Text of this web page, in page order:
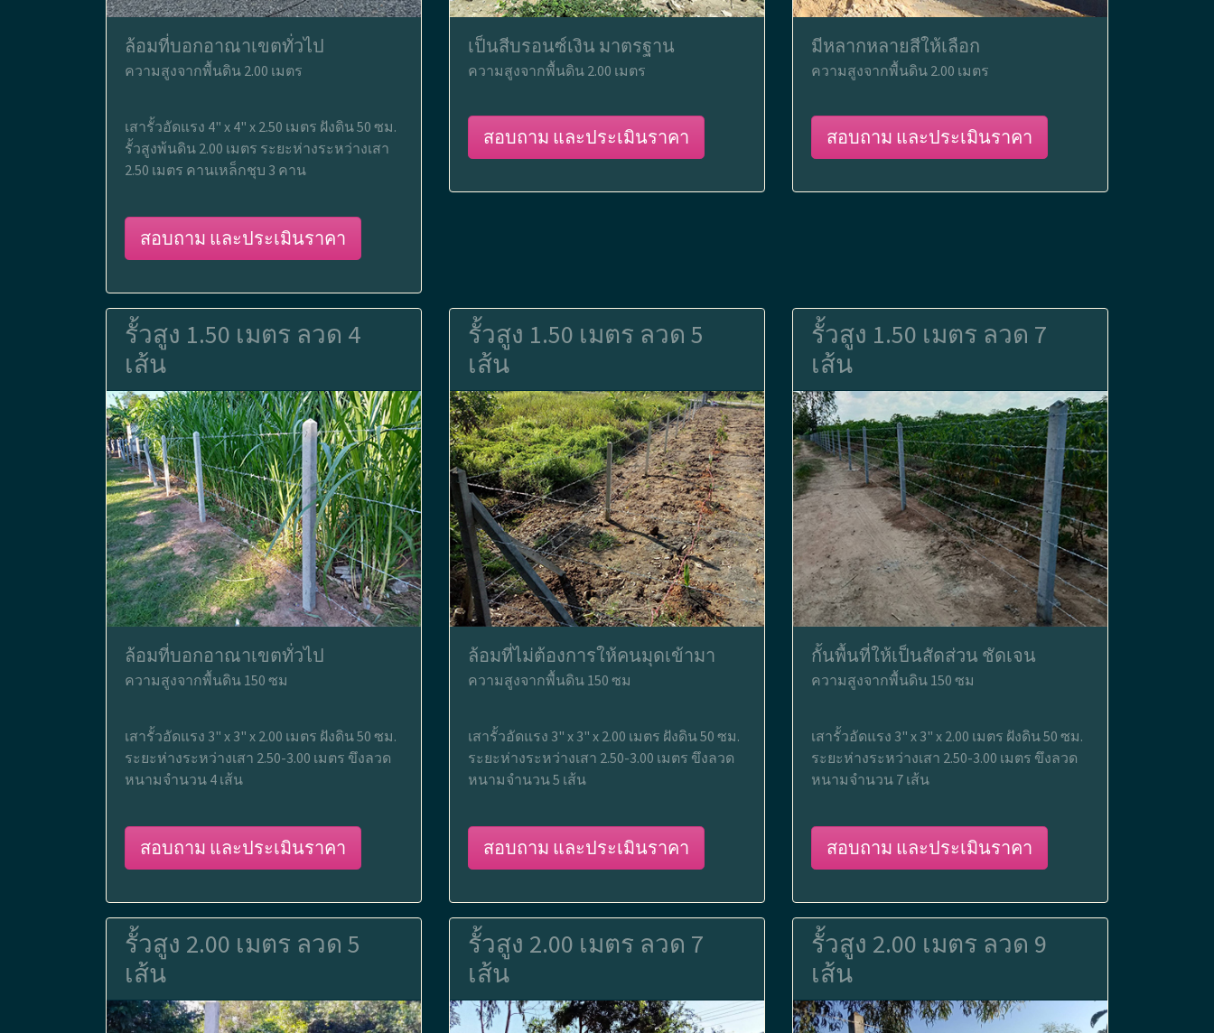
ล้อมที่บอกอาณาเขตทั่วไป
ความสูงจากพื้นดิน 2.00 เมตร
เสารั้วอัดแรง 4" x 4" x 2.50 เมตร ฝังดิน 50 ซม.
รั้วสูงพ้นดิน 2.00 เมตร ระยะห่างระหว่างเสา
2.50 เมตร คานเหล็กชุบ 3 คาน
สอบถาม และประเมินราคา
เป็นสีบรอนซ์เงิน มาตรฐาน
ความสูงจากพื้นดิน 2.00 เมตร
สอบถาม และประเมินราคา
มีหลากหลายสีให้เลือก
ความสูงจากพื้นดิน 2.00 เมตร
สอบถาม และประเมินราคา
รั้วสูง 1.50 เมตร ลวด 4
เส้น
ล้อมที่บอกอาณาเขตทั่วไป
ความสูงจากพื้นดิน 150 ซม
เสารั้วอัดแรง 3" x 3" x 2.00 เมตร ฝังดิน 50 ซม.
ระยะห่างระหว่างเสา 2.50-3.00 เมตร ขึงลวด
หนามจำนวน 4 เส้น
สอบถาม และประเมินราคา
รั้วสูง 1.50 เมตร ลวด 5
เส้น
ล้อมที่ไม่ต้องการให้คนมุดเข้ามา
ความสูงจากพื้นดิน 150 ซม
เสารั้วอัดแรง 3" x 3" x 2.00 เมตร ฝังดิน 50 ซม.
ระยะห่างระหว่างเสา 2.50-3.00 เมตร ขึงลวด
หนามจำนวน 5 เส้น
สอบถาม และประเมินราคา
รั้วสูง 1.50 เมตร ลวด 7
เส้น
กั้นพื้นที่ให้เป็นสัดส่วน ชัดเจน
ความสูงจากพื้นดิน 150 ซม
เสารั้วอัดแรง 3" x 3" x 2.00 เมตร ฝังดิน 50 ซม.
ระยะห่างระหว่างเสา 2.50-3.00 เมตร ขึงลวด
หนามจำนวน 7 เส้น
สอบถาม และประเมินราคา
รั้วสูง 2.00 เมตร ลวด 5
เส้น
รั้วสูง 2.00 เมตร ลวด 7
เส้น
รั้วสูง 2.00 เมตร ลวด 9
เส้น